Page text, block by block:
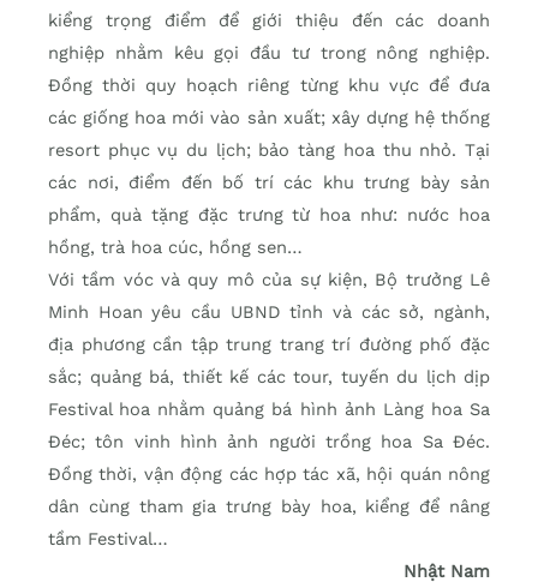
kiểng trọng điểm để giới thiệu đến các doanh
nghiệp nhằm kêu gọi đầu tư trong nông nghiệp.
Đồng thời quy hoạch riêng từng khu vực để đưa
các giống hoa mới vào sản xuất; xây dựng hệ thống
resort phục vụ du lịch; bảo tàng hoa thu nhỏ. Tại
các nơi, điểm đến bố trí các khu trưng bày sản
phẩm, quà tặng đặc trưng từ hoa như: nước hoa
hồng, trà hoa cúc, hồng sen…
Với tầm vóc và quy mô của sự kiện, Bộ trưởng Lê
Minh Hoan yêu cầu UBND tỉnh và các sở, ngành,
địa phương cần tập trung trang trí đường phố đặc
sắc; quảng bá, thiết kế các tour, tuyến du lịch dịp
Festival hoa nhằm quảng bá hình ảnh Làng hoa Sa
Đéc; tôn vinh hình ảnh người trồng hoa Sa Đéc.
Đồng thời, vận động các hợp tác xã, hội quán nông
dân cùng tham gia trưng bày hoa, kiểng để nâng
tầm Festival…
Nhật Nam